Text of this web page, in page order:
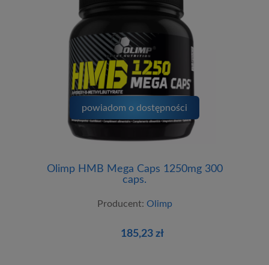
Olimp HMB Mega Caps 1250mg 300
caps.
Producent: Olimp
185,23 zł
powiadom o dostępności